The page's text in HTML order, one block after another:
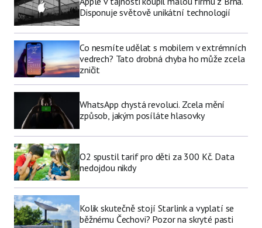
Disponuje světově unikátní technologií
Co nesmíte udělat s mobilem v extrémních
vedrech? Tato drobná chyba ho může zcela
zničit
WhatsApp chystá revoluci. Zcela mění
způsob, jakým posíláte hlasovky
O2 spustil tarif pro děti za 300 Kč. Data
nedojdou nikdy
Kolik skutečně stojí Starlink a vyplatí se
běžnému Čechovi? Pozor na skryté pasti